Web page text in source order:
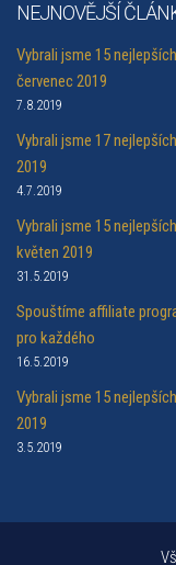
NEJNOVĚJŠÍ
Vybrali jsme 15
červenec 2019
7.8.2019
Vybrali jsme 17
2019
4.7.2019
Vybrali jsme 15
květen 2019
31.5.2019
Spouštíme affiliate
pro každého
16.5.2019
Vybrali jsme 15
2019
3.5.2019